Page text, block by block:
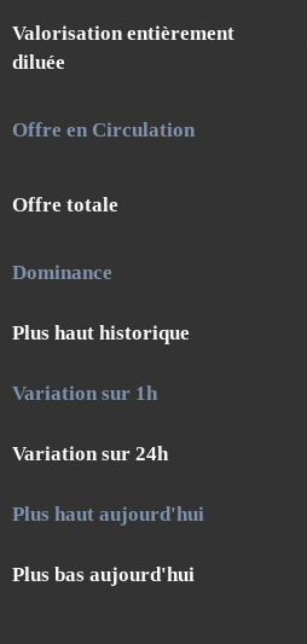
Valorisation entièrement
diluée
Offre en Circulation
Offre totale
Dominance
Plus haut historique
Variation sur 1h
Variation sur 24h
Plus haut aujourd'hui
Plus bas aujourd'hui